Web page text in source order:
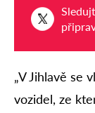
„V Jihlavě se
vozidel, ze